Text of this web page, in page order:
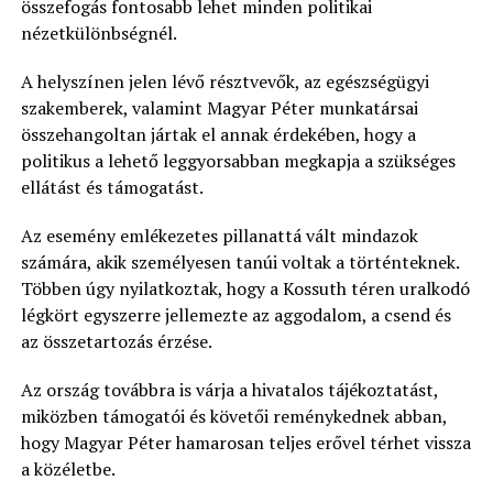
összefogás fontosabb lehet minden politikai
nézetkülönbségnél.
A helyszínen jelen lévő résztvevők, az egészségügyi
szakemberek, valamint Magyar Péter munkatársai
összehangoltan jártak el annak érdekében, hogy a
politikus a lehető leggyorsabban megkapja a szükséges
ellátást és támogatást.
Az esemény emlékezetes pillanattá vált mindazok
számára, akik személyesen tanúi voltak a történteknek.
Többen úgy nyilatkoztak, hogy a Kossuth téren uralkodó
légkört egyszerre jellemezte az aggodalom, a csend és
az összetartozás érzése.
Az ország továbbra is várja a hivatalos tájékoztatást,
miközben támogatói és követői reménykednek abban,
hogy Magyar Péter hamarosan teljes erővel térhet vissza
a közéletbe.